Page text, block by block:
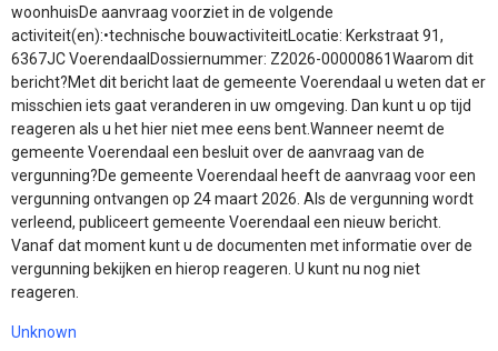
woonhuisDe aanvraag voorziet in de volgende
activiteit(en):•technische bouwactiviteitLocatie: Kerkstraat 91,
6367JC VoerendaalDossiernummer: Z2026-00000861Waarom dit
bericht?Met dit bericht laat de gemeente Voerendaal u weten dat er
misschien iets gaat veranderen in uw omgeving. Dan kunt u op tijd
reageren als u het hier niet mee eens bent.Wanneer neemt de
gemeente Voerendaal een besluit over de aanvraag van de
vergunning?De gemeente Voerendaal heeft de aanvraag voor een
vergunning ontvangen op 24 maart 2026. Als de vergunning wordt
verleend, publiceert gemeente Voerendaal een nieuw bericht.
Vanaf dat moment kunt u de documenten met informatie over de
vergunning bekijken en hierop reageren. U kunt nu nog niet
reageren.
Unknown